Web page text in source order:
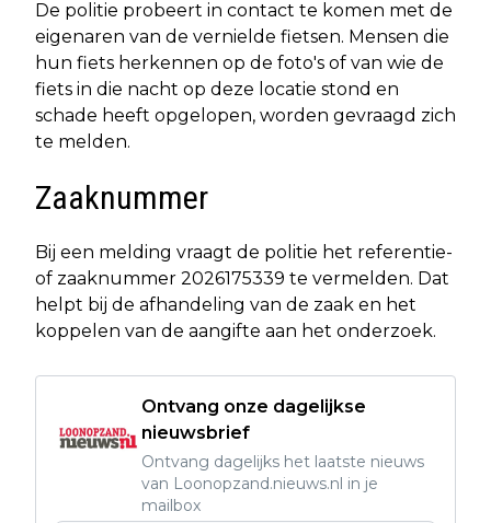
De politie probeert in contact te komen met de
eigenaren van de vernielde fietsen. Mensen die
hun fiets herkennen op de foto's of van wie de
fiets in die nacht op deze locatie stond en
schade heeft opgelopen, worden gevraagd zich
te melden.
Zaaknummer
Bij een melding vraagt de politie het referentie-
of zaaknummer 2026175339 te vermelden. Dat
helpt bij de afhandeling van de zaak en het
koppelen van de aangifte aan het onderzoek.
Ontvang onze dagelijkse
nieuwsbrief
Ontvang dagelijks het laatste nieuws
van Loonopzand.nieuws.nl in je
mailbox